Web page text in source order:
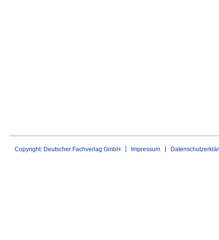
Copyright: Deutscher Fachverlag GmbH Impressum